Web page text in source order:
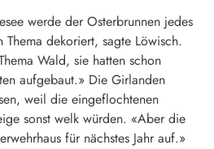
werde der Osterbrunnen jedes
Thema dekoriert, sagte Löwisch.
Wald, sie hatten schon
aufgebaut.» Die Girlanden
weil die eingeflochtenen
sonst welk würden. «Aber die
für nächstes Jahr auf.»